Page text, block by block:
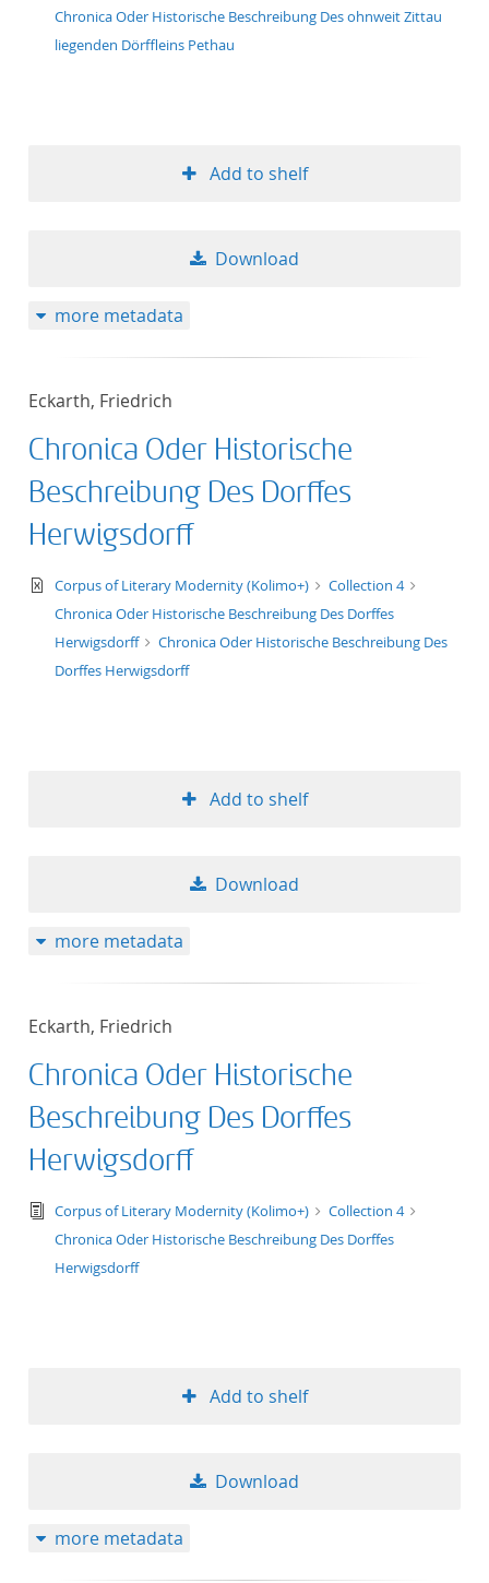
Chronica Oder Historische Beschreibung Des ohnweit Zittau
liegenden Dörffleins Pethau
Add to shelf
Download
more metadata
Eckarth, Friedrich
Chronica Oder Historische
Beschreibung Des Dorffes
Herwigsdorff
text/xml
Corpus of Literary Modernity (Kolimo+)
Collection 4
Chronica Oder Historische Beschreibung Des Dorffes
Herwigsdorff
Chronica Oder Historische Beschreibung Des
Dorffes Herwigsdorff
Add to shelf
Download
more metadata
Eckarth, Friedrich
Chronica Oder Historische
Beschreibung Des Dorffes
Herwigsdorff
text/tg.edition+tg.aggregation+xml
Corpus of Literary Modernity (Kolimo+)
Collection 4
Chronica Oder Historische Beschreibung Des Dorffes
Herwigsdorff
Add to shelf
Download
more metadata